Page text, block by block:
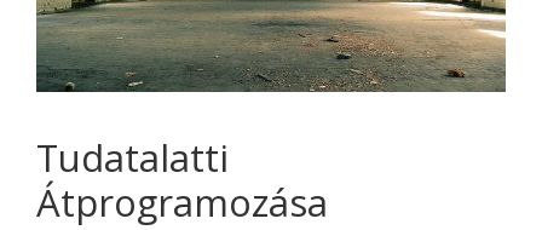
Tudatalatti
Átprogramozása